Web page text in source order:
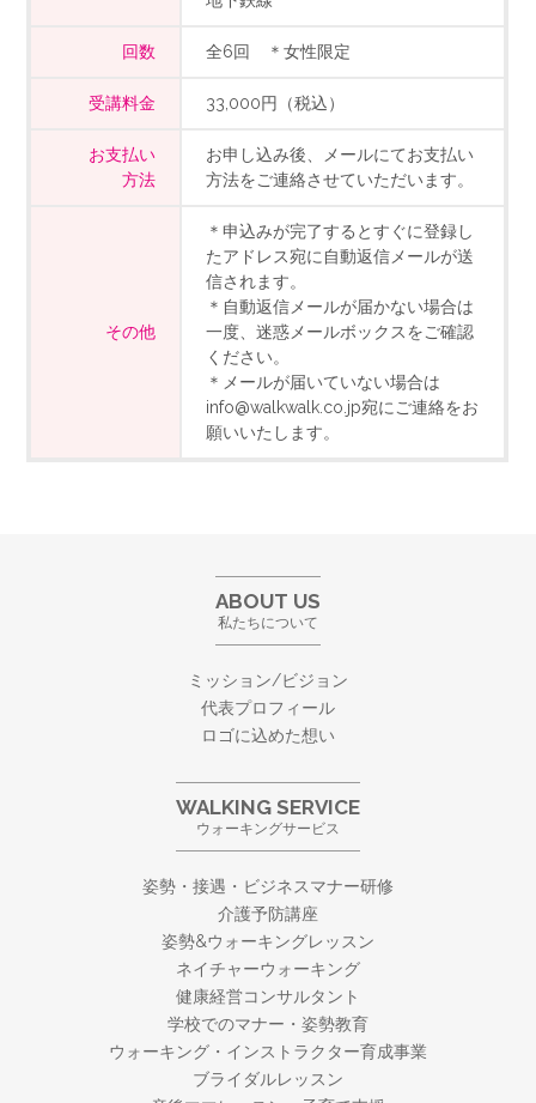
回数 全6回 ＊女性限定
受講料金 33,000円（税込）
お支払い
方法
お申し込み後、メールにてお支払い
方法をご連絡させていただいます。
その他
＊申込みが完了するとすぐに登録し
たアドレス宛に自動返信メールが送
信されます。
＊自動返信メールが届かない場合は
一度、迷惑メールボックスをご確認
ください。
＊メールが届いていない場合は
info@walkwalk.co.jp宛にご連絡をお
願いいたします。
ABOUT US
私たちについて
ミッション/ビジョン
代表プロフィール
ロゴに込めた想い
WALKING SERVICE
ウォーキングサービス
姿勢・接遇・ビジネスマナー研修
介護予防講座
姿勢&ウォーキングレッスン
ネイチャーウォーキング
健康経営コンサルタント
学校でのマナー・姿勢教育
ウォーキング・ インストラクター育成事業
ブライダルレッスン